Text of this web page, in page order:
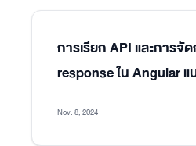
การเรียก API และการจั
response ใน Angular
Nov. 8, 2024